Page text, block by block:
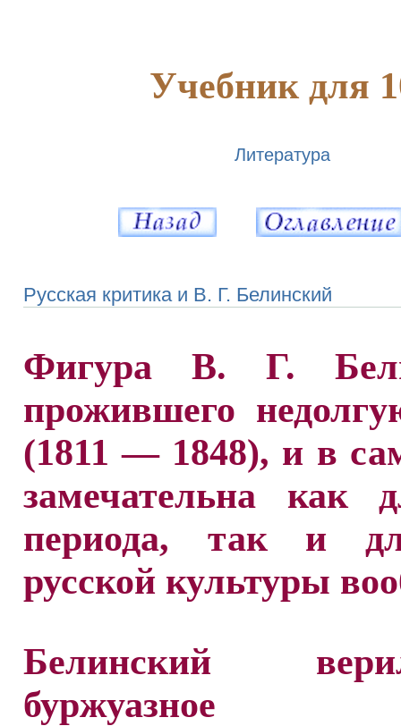
Учебник для
Литература
Русская критика и В. Г. Белинский
Фигура В. Г.
прожившего
(1811 — 1848), и в
замечательна как
периода, так и
русской культуры
Белинский
буржуазное